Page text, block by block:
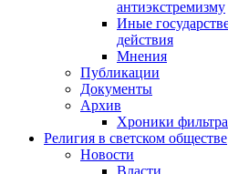
антиэкстремизму
Иные
действия
Мнения
Публикации
Документы
Архив
Хроники
Религия в светском обществе
Новости